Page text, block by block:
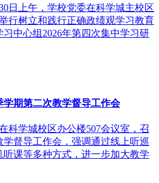
日上午，学校党委在科学城主校区
行树立和践行正确政绩观学习教育
中心组2026年第四次集中学习研
学期第二次教学督导工作会
科学城校区办公楼507会议室，召
督导工作会，强调通过线上听巡
课等多种方式，进一步加大教学